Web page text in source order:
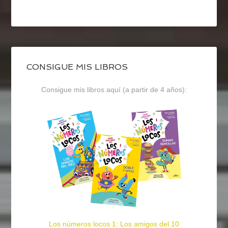
CONSIGUE MIS LIBROS
Consigue mis libros aquí (a partir de 4 años):
Los números locos 1: Los amigos del 10